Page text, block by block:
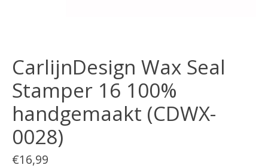
CarlijnDesign Wax Seal
Stamper 16 100%
handgemaakt (CDWX-
0028)
€16,99